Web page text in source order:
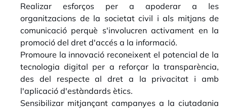
Realizar esforços per a apoderar a les
organitzacions de la societat civil i als mitjans de
comunicació perquè s'involucren activament en la
promoció del dret d'accés a la informació.
Promoure la innovació reconeixent el potencial de la
tecnologia digital per a reforçar la transparència,
des del respecte al dret a la privacitat i amb
l'aplicació d'estàndards ètics.
Sensibilizar mitjançant campanyes a la ciutadania